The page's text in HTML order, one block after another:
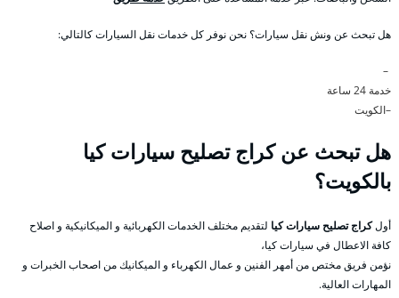
هل تبحث عن ونش نقل سيارات؟ نحن نوفر كل خدمات نقل السيارات كالتالي:
–
خدمة 24 ساعة
–الكويت
هل تبحث عن كراج تصليح سيارات كيا
بالكويت؟
أولكراج تصليح سيارات كيا لتقديم مختلف الخدمات الكهربائية و الميكانيكية و اصلاح
كافة الاعطال في سيارات كيا،
نؤمن فريق مختص من أمهر الفنين و عمال الكهرباء و الميكانيك من اصحاب الخبرات و
المهارات العالية.